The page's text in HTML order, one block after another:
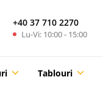
+40 37 710 2270
Lu-Vi: 10:00 - 15:00
Tablouri